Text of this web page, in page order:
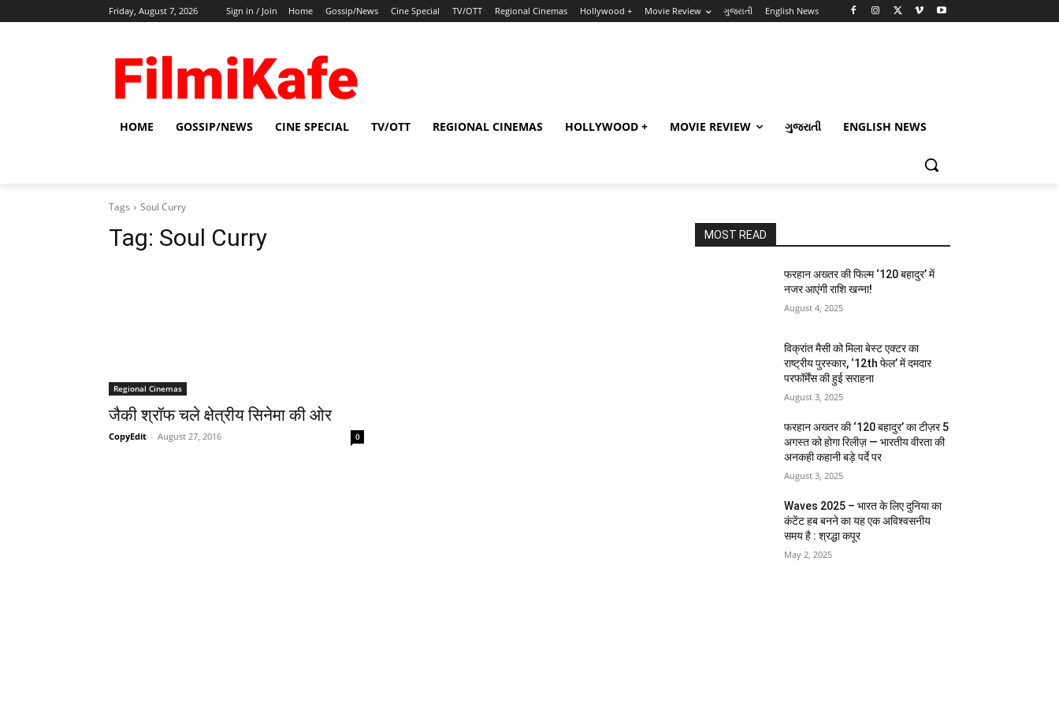
Friday, August 7, 2026 Sign in / Join Home Gossip/News Cine Special TV/OTT Regional Cinemas Hollywood + Movie Review ગુજરાતી English News
HOME GOSSIP/NEWS CINE SPECIAL TV/OTT REGIONAL CINEMAS HOLLYWOOD + MOVIE REVIEW ગુજરાતી ENGLISH NEWS
Tags Soul Curry
Tag: Soul Curry
Regional Cinemas
जैकी श्रॉफ चले क्षेत्रीय सिनेमा की ओर
CopyEdit - August 27, 2016 0
MOST READ
फरहान अख्तर की फिल्म ‘120 बहादुर’ में
नजर आएंगी राशि खन्ना!
August 4, 2025
विक्रांत मैसी को मिला बेस्ट एक्टर का
राष्ट्रीय पुरस्कार, ‘12th फेल’ में दमदार
परफॉर्मेंस की हुई सराहना
August 3, 2025
फरहान अख्तर की ‘120 बहादुर’ का टीज़र 5
अगस्त को होगा रिलीज़ — भारतीय वीरता की
अनकही कहानी बड़े पर्दे पर
August 3, 2025
Waves 2025 – भारत के लिए दुनिया का
कंटेंट हब बनने का यह एक अविश्वसनीय
समय है : श्रद्धा कपूर
May 2, 2025